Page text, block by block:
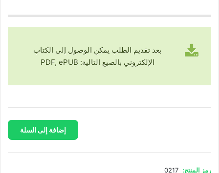
بعد تقديم الطلب يمكن الوصول إلى الكتاب
الإلكتروني بالصيغ التالية: PDF, ePUB
عليهم
إضافة إلى السلة
رمز المنتج: 0217